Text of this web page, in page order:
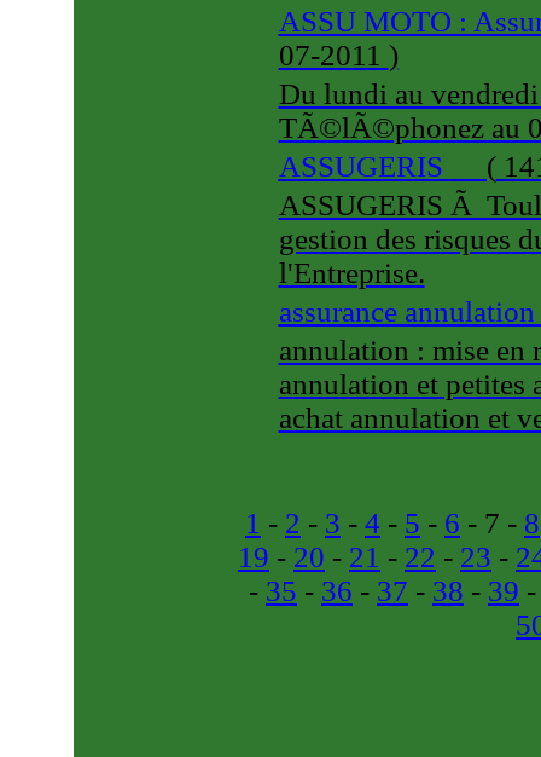
ASSU MOTO :
07-2011 )
Du lundi au
TÃ©lÃ©phonez au
ASSUGERIS
(
ASSUGERIS Ã
gestion des risques
l'Entreprise.
assurance annulation
annulation : mise en
annulation et petites
achat annulation et
1 - 2 - 3 - 4 - 5 - 6 - 7 - 8
19 - 20 - 21 - 22 - 23 -
- 35 - 36 - 37 - 38 - 39